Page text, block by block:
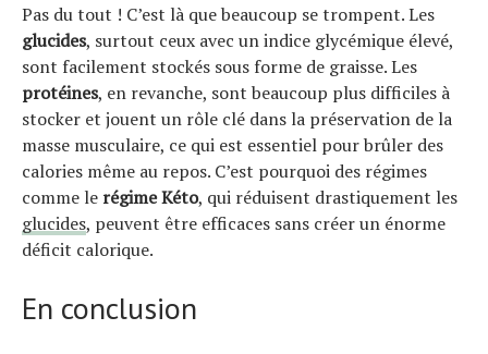
Pas du tout ! C’est là que beaucoup se trompent. Les
glucides, surtout ceux avec un indice glycémique élevé,
sont facilement stockés sous forme de graisse. Les
protéines, en revanche, sont beaucoup plus difficiles à
stocker et jouent un rôle clé dans la préservation de la
masse musculaire, ce qui est essentiel pour brûler des
calories même au repos. C’est pourquoi des régimes
comme le régime Kéto, qui réduisent drastiquement les
glucides, peuvent être efficaces sans créer un énorme
déficit calorique.
En conclusion